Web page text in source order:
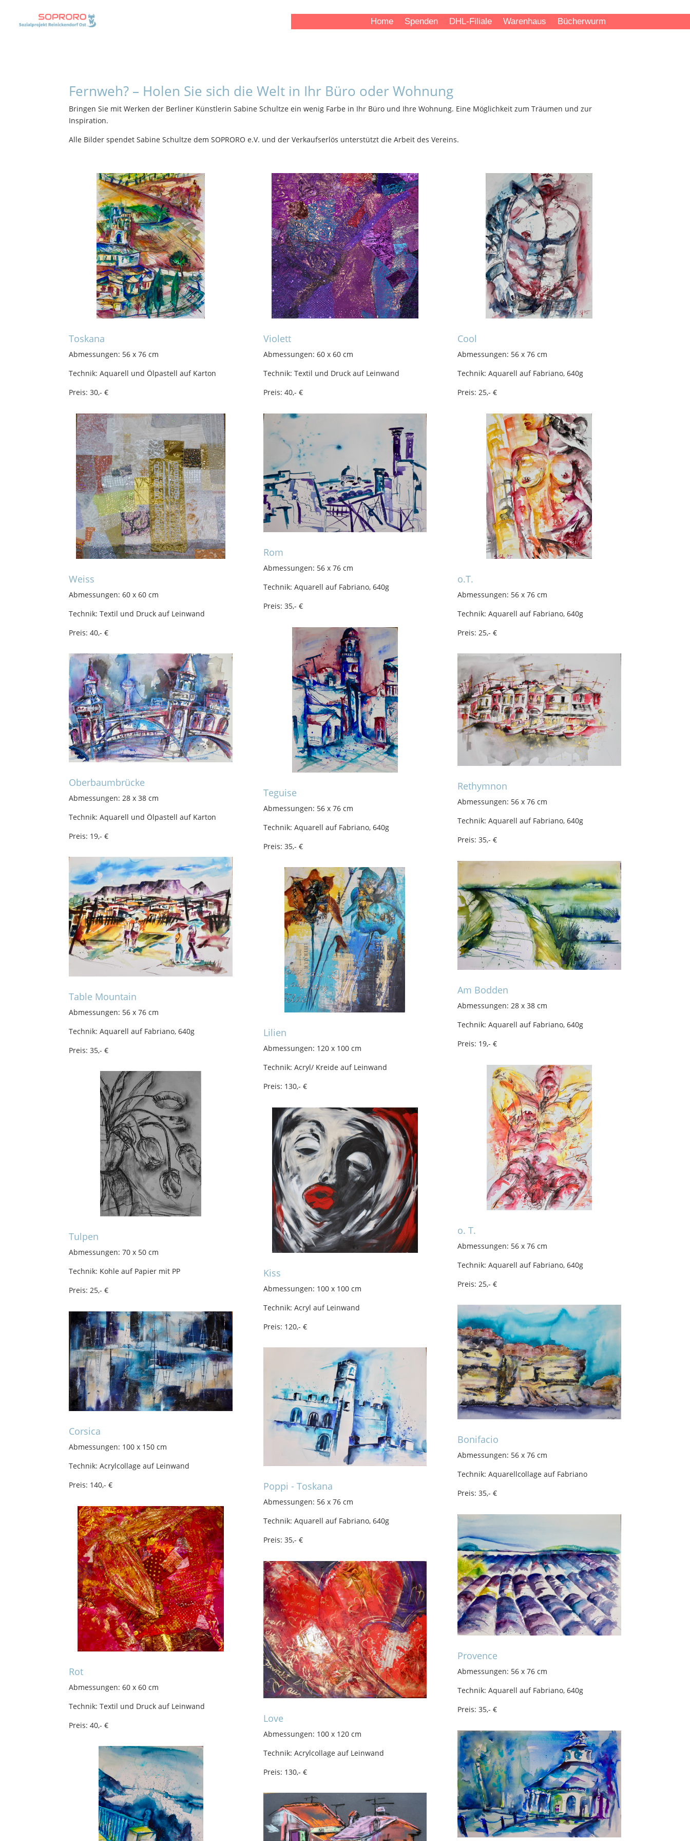
Home Spenden DHL-Filiale Warenhaus Bücherwurm
Fernweh? – Holen Sie sich die Welt in Ihr Büro oder Wohnung
Bringen Sie mit Werken der Berliner Künstlerin Sabine Schultze ein wenig Farbe in Ihr Büro und Ihre Wohnung. Eine Möglichkeit zum Träumen und zur
Inspiration.
Alle Bilder spendet Sabine Schultze dem SOPRORO e.V. und der Verkaufserlös unterstützt die Arbeit des Vereins.
Toskana
Abmessungen: 56 x 76 cm
Technik: Aquarell und Ölpastell auf Karton
Preis: 30,- €
Weiss
Abmessungen: 60 x 60 cm
Technik: Textil und Druck auf Leinwand
Preis: 40,- €
Oberbaumbrücke
Abmessungen: 28 x 38 cm
Technik: Aquarell und Ölpastell auf Karton
Preis: 19,- €
Table Mountain
Abmessungen: 56 x 76 cm
Technik: Aquarell auf Fabriano, 640g
Preis: 35,- €
Tulpen
Abmessungen: 70 x 50 cm
Technik: Kohle auf Papier mit PP
Preis: 25,- €
Corsica
Abmessungen: 100 x 150 cm
Technik: Acrylcollage auf Leinwand
Preis: 140,- €
Rot
Abmessungen: 60 x 60 cm
Technik: Textil und Druck auf Leinwand
Preis: 40,- €
Violett
Abmessungen: 60 x 60 cm
Technik: Textil und Druck auf Leinwand
Preis: 40,- €
Rom
Abmessungen: 56 x 76 cm
Technik: Aquarell auf Fabriano, 640g
Preis: 35,- €
Teguise
Abmessungen: 56 x 76 cm
Technik: Aquarell auf Fabriano, 640g
Preis: 35,- €
Lilien
Abmessungen: 120 x 100 cm
Technik: Acryl/ Kreide auf Leinwand
Preis: 130,- €
Kiss
Abmessungen: 100 x 100 cm
Technik: Acryl auf Leinwand
Preis: 120,- €
Poppi - Toskana
Abmessungen: 56 x 76 cm
Technik: Aquarell auf Fabriano, 640g
Preis: 35,- €
Love
Abmessungen: 100 x 120 cm
Technik: Acrylcollage auf Leinwand
Preis: 130,- €
Cool
Abmessungen: 56 x 76 cm
Technik: Aquarell auf Fabriano, 640g
Preis: 25,- €
o.T.
Abmessungen: 56 x 76 cm
Technik: Aquarell auf Fabriano, 640g
Preis: 25,- €
Rethymnon
Abmessungen: 56 x 76 cm
Technik: Aquarell auf Fabriano, 640g
Preis: 35,- €
Am Bodden
Abmessungen: 28 x 38 cm
Technik: Aquarell auf Fabriano, 640g
Preis: 19,- €
o. T.
Abmessungen: 56 x 76 cm
Technik: Aquarell auf Fabriano, 640g
Preis: 25,- €
Bonifacio
Abmessungen: 56 x 76 cm
Technik: Aquarellcollage auf Fabriano
Preis: 35,- €
Provence
Abmessungen: 56 x 76 cm
Technik: Aquarell auf Fabriano, 640g
Preis: 35,- €